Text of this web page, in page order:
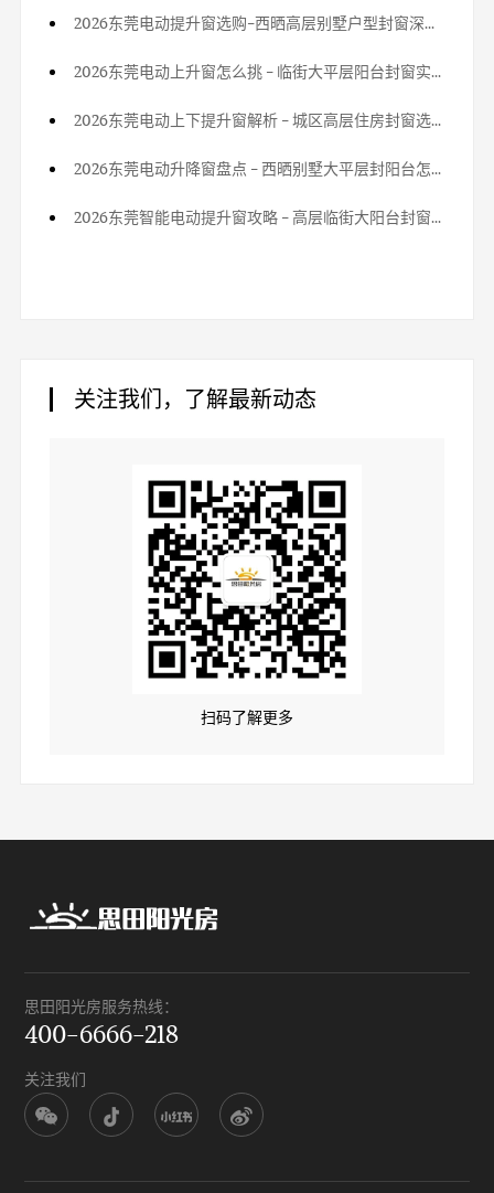
2026东莞电动提升窗选购-西晒高层别墅户型封窗深度解析
2026东莞电动上升窗怎么挑 - 临街大平层阳台封窗实用技巧
2026东莞电动上下提升窗解析 - 城区高层住房封窗选购要点
2026东莞电动升降窗盘点 - 西晒别墅大平层封阳台怎么选?
2026东莞智能电动提升窗攻略 - 高层临街大阳台封窗甄选方法
关注我们，了解最新动态
扫码了解更多
思田阳光房服务热线：
400-6666-218
关注我们